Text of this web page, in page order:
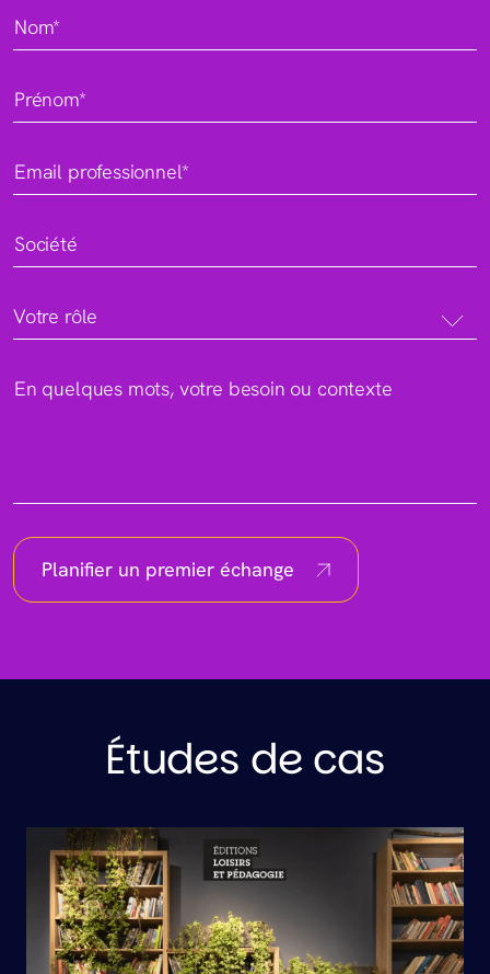
Nom*
Prénom*
Email professionnel*
Société
Votre rôle
En quelques mots, votre besoin ou contexte
Planifier un premier échange
Études de cas